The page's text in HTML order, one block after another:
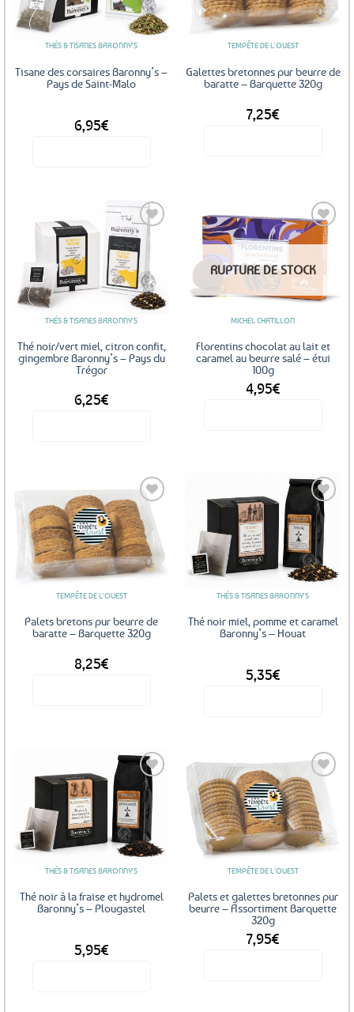
peuvent
sur
favoris
THÉS & TISANES BARONNY'S
Tisane des corsaires Baronny’s –
Pays de Saint-Malo
6,95€
plusieurs
variations.
options
peuvent
être
choisies
sur
la
favoris
TEMPÊTE DE L'OUEST
Galettes bretonnes pur beurre de
baratte – Barquette 320g
7,25€
Ajouter
aux
favoris
THÉS & TISANES BARONNY'S
Thé noir/vert miel, citron confit,
gingembre Baronny’s – Pays du
Trégor
6,25€
variations.
Les
options
peuvent
être
sur
Ajouter
aux
favoris
RUPTURE DE STOCK
MICHEL CHATILLON
Florentins chocolat au lait et
caramel au beurre salé – étui
100g
4,95€
Ajouter
aux
favoris
TEMPÊTE DE L'OUEST
Palets bretons pur beurre de
baratte – Barquette 320g
8,25€
Ajouter
aux
favoris
THÉS & TISANES BARONNY'S
Thé noir miel, pomme et caramel
Baronny’s – Houat
5,35€
plusieurs
variations.
Les
options
peuvent
sur
la
Ajouter
aux
favoris
THÉS & TISANES BARONNY'S
Thé noir à la fraise et hydromel
Baronny’s – Plougastel
5,95€
Ajouter
aux
favoris
TEMPÊTE DE L'OUEST
Palets et galettes bretonnes pur
beurre – Assortiment Barquette
320g
7,95€